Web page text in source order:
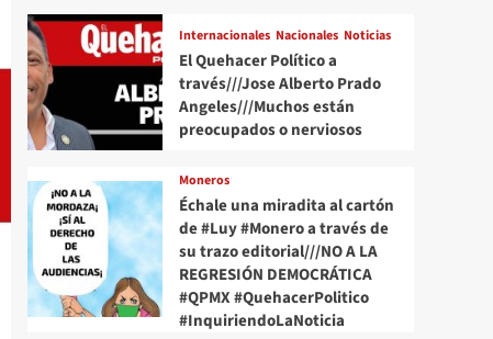
Internacionales Nacionales Noticias
El Quehacer Político a
través///Jose Alberto Prado
Angeles///Muchos están
preocupados o nerviosos
Moneros
Échale una miradita al cartón
de #Luy #Monero a través de
su trazo editorial///NO A LA
REGRESIÓN DEMOCRÁTICA
#QPMX #QuehacerPolitico
#InquiriendoLaNoticia